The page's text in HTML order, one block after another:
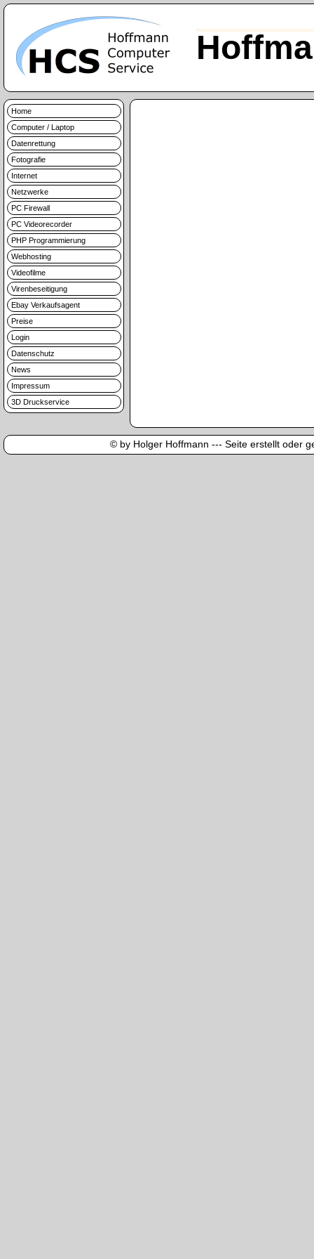
Home
Computer / Laptop
Datenrettung
Fotografie
Internet
Netzwerke
PC Firewall
PC Videorecorder
PHP Programmierung
Webhosting
Videofilme
Virenbeseitigung
Ebay Verkaufsagent
Preise
Login
Datenschutz
News
Impressum
3D Druckservice
© by Holger Hoffmann --- Seite erstellt oder